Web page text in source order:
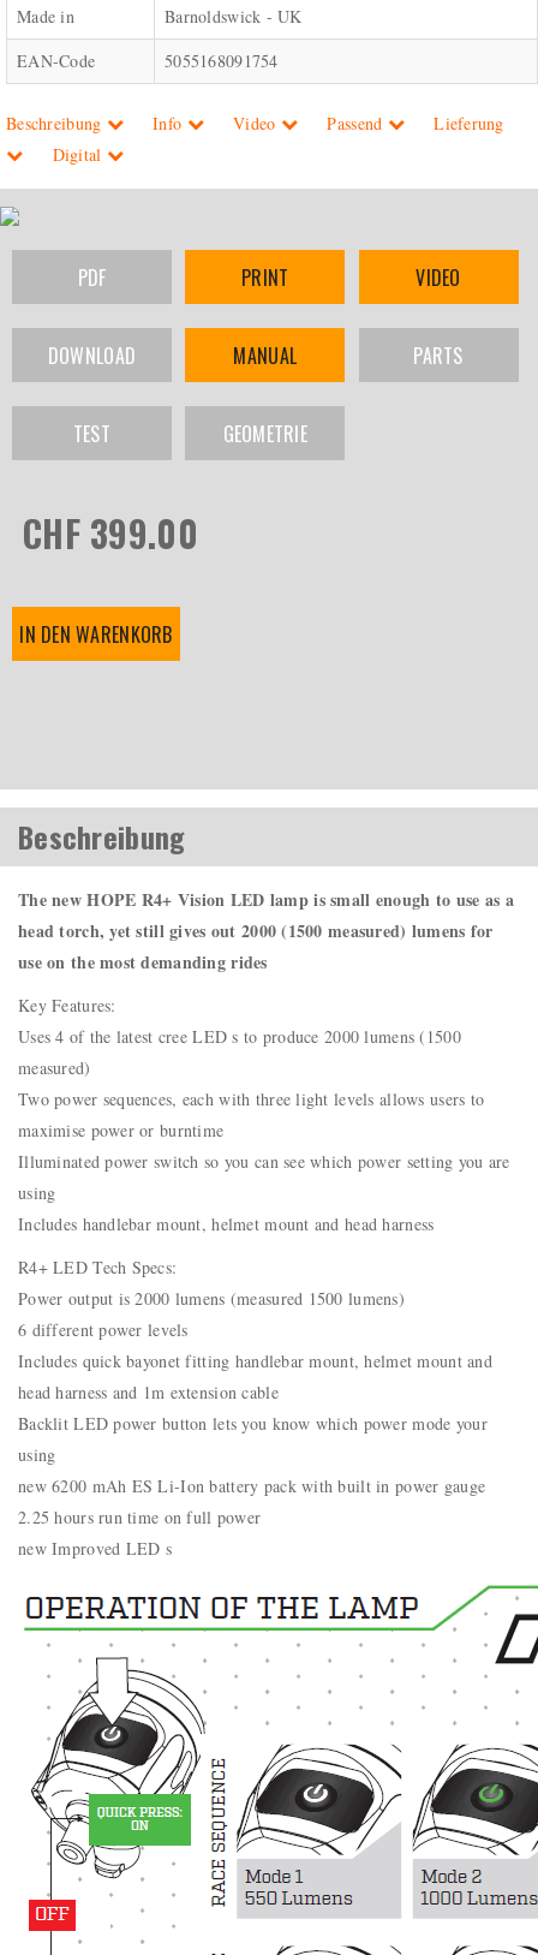
Made in
Barnoldswick - UK
EAN-Code
5055168091754
Beschreibung Info Video Passend
Lieferung
Digital
PDF PRINT VIDEO
DOWNLOAD MANUAL PARTS
TEST GEOMETRIE
CHF 399.00
IN DEN WARENKORB
Beschreibung
The new HOPE R4+ Vision LED lamp is small enough to use as a
head torch, yet still gives out 2000 (1500 measured) lumens for
use on the most demanding rides
Key Features:
Uses 4 of the latest cree LED s to produce 2000 lumens (1500
measured)
Two power sequences, each with three light levels allows users to
maximise power or burntime
Illuminated power switch so you can see which power setting you are
using
Includes handlebar mount, helmet mount and head harness
R4+ LED Tech Specs:
Power output is 2000 lumens (measured 1500 lumens)
6 different power levels
Includes quick bayonet fitting handlebar mount, helmet mount and
head harness and 1m extension cable
Backlit LED power button lets you know which power mode your
using
new 6200 mAh ES Li-Ion battery pack with built in power gauge
2.25 hours run time on full power
new Improved LED s